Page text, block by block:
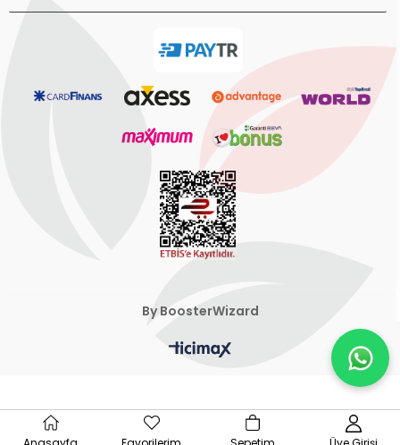
By BoosterWizard